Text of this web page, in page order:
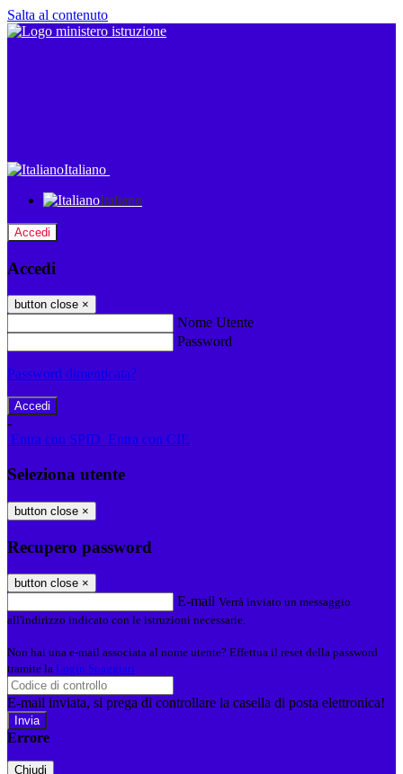
Salta al contenuto
Italiano
Italiano
Accedi
Accedi
button close ×
Nome Utente
Password
Password dimenticata?
-
Entra con SPID Entra con CIE
Seleziona utente
button close ×
Recupero password
button close ×
E-mail Verrà inviato un messaggio
all'indirizzo indicato con le istruzioni necessarie.
Non hai una e-mail associata al nome utente? Effettua il reset della password
tramite la Login Spaggiari
E-mail inviata, si prega di controllare la casella di posta elettronica!
Errore
Chiudi